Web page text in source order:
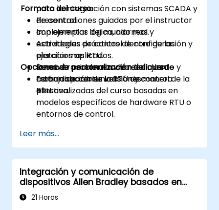
para la integración con sistemas SCADA y
de control.
Implementar lógica, alarmas y
estrategias de control dentro de las
plataformas RTU.
Resolver problemas de rendimiento y
comunicación de la RTU de manera
efectiva.
Formato del curso
Presentaciones guiadas por el instructor
con ejemplos del mundo real.
Actividades prácticas de configuración y
ejercicios aplicados.
Demostraciones en vivo de flujos de
trabajo de comunicación y control de la
RTU.
Opciones de personalización del curso
Están disponibles versiones
personalizadas del curso basadas en
modelos específicos de hardware RTU o
entornos de control.
Leer más...
Integración y comunicación de
dispositivos Allen Bradley basados en
Ethernet
21 Horas